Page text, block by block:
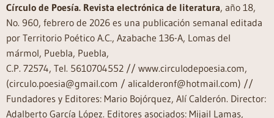
Círculo de Poesía. Revista electrónica de literatura, año 18,
No. 960, febrero de 2026 es una publicación semanal editada
por Territorio Poético A.C., Azabache 136-A, Lomas del
mármol, Puebla, Puebla,
C.P. 72574, Tel. 5610704552 // www.circulodepoesia.com,
(circulo.poesia@gmail.com / alicalderonf@hotmail.com) //
Fundadores y Editores: Mario Bojórquez, Alí Calderón. Director:
Adalberto García López. Editores asociados: Mijail Lamas,